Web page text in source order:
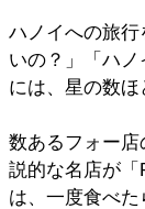
ハノイへの旅
いの？」「ハ
には、星の数ほ
数あるフォー
説的な名店が
は、一度食べた